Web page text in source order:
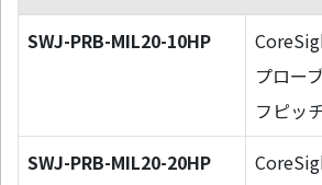
SWJ-PRB-MIL20-10HP
プロー
フピッ
SWJ-PRB-MIL20-20HP